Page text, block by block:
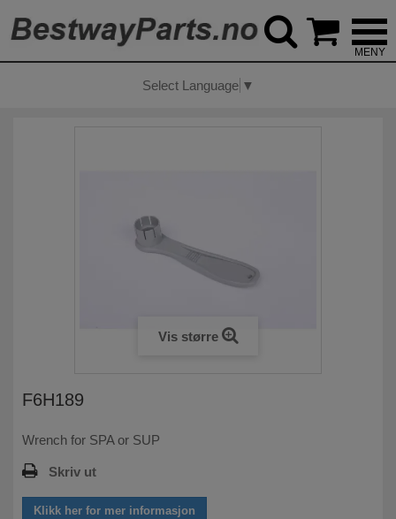
Select Language ▼
Vis større
F6H189
Wrench for SPA or SUP
Skriv ut
Klikk her for mer informasjon
 